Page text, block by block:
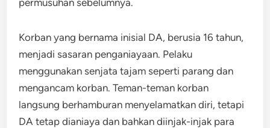
Korban yang bernama inisial DA, berusia 16 tahun,
menjadi sasaran penganiayaan. Pelaku
menggunakan senjata tajam seperti parang dan
mengancam korban. Teman-teman korban
langsung berhamburan menyelamatkan diri, tetapi
DA tetap dianiaya dan bahkan diinjak-injak para